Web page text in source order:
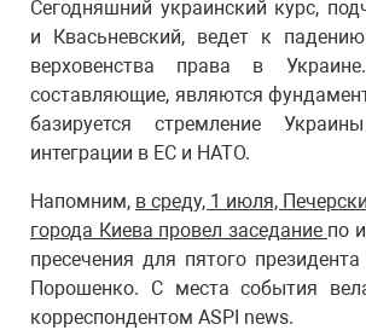
Сегодняшний украинский курс,
и Квасьневский, ведет к
верховенства права в
составляющие, являются
базируется стремление
интеграции в ЕС и НАТО.
Напомним, в среду, 1 июля,
города Киева провел заседание по
пресечения для пятого
Порошенко. С места события
корреспондентом ASPI news.